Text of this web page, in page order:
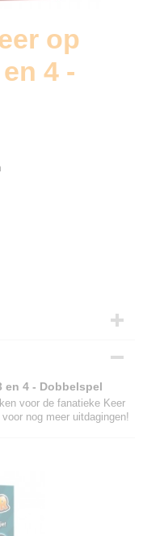
op
4 -
en 4 - Dobbelspel
voor de fanatieke Keer
nog meer uitdagingen!